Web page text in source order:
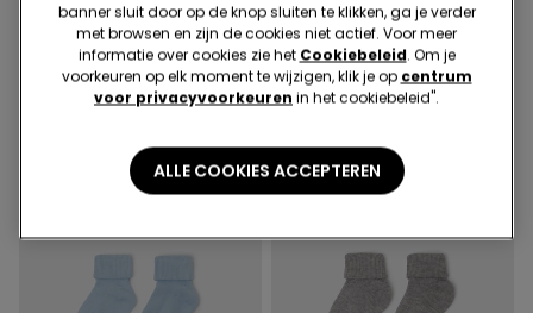
Babylegging van Katoen in
Effen Kleur
4,00 €-50%
Korte Babysokjes Geribbeld
met Omslag
2,99 € 1,00 €-67%
banner sluit door op de knop sluiten te klikken, ga je verder
met browsen en zijn de cookies niet actief. Voor meer
informatie over cookies zie het Cookiebeleid. Om je
voorkeuren op elk moment te wijzigen, klik je op centrum
voor privacyvoorkeuren in het cookiebeleid".
ALLE COOKIES ACCEPTEREN